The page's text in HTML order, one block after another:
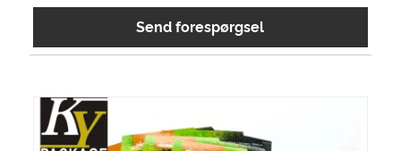
Send forespørgsel